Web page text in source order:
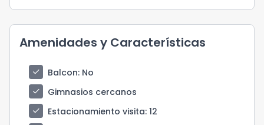
Amenidades y Características
check Balcon: No
check
Gimnasios cercanos
check
Estacionamiento visita: 12